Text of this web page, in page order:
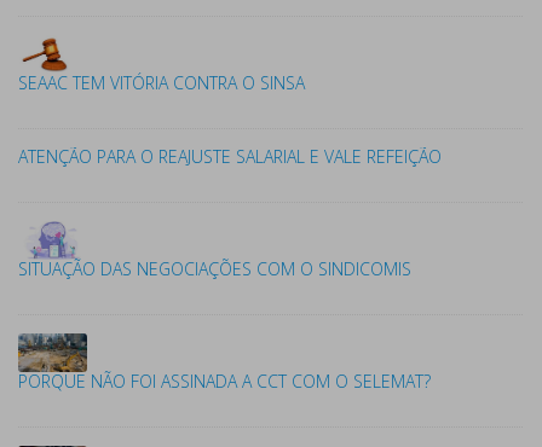
SEAAC TEM VITÓRIA CONTRA O SINSA
ATENÇÃO PARA O REAJUSTE SALARIAL E VALE REFEIÇÃO
SITUAÇÃO DAS NEGOCIAÇÕES COM O SINDICOMIS
PORQUE NÃO FOI ASSINADA A CCT COM O SELEMAT?